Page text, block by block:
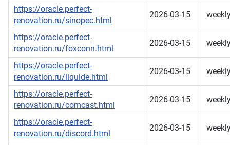
https://oracle.perfect-
renovation.ru/sinopec.html
2026-03-15
https://oracle.perfect-
renovation.ru/foxconn.html
2026-03-15
https://oracle.perfect-
renovation.ru/liquide.html
2026-03-15
https://oracle.perfect-
renovation.ru/comcast.html
2026-03-15
https://oracle.perfect-
renovation.ru/discord.html
2026-03-15